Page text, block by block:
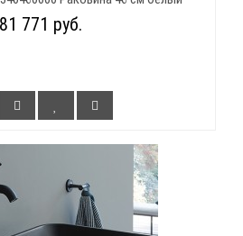
81 771 руб.